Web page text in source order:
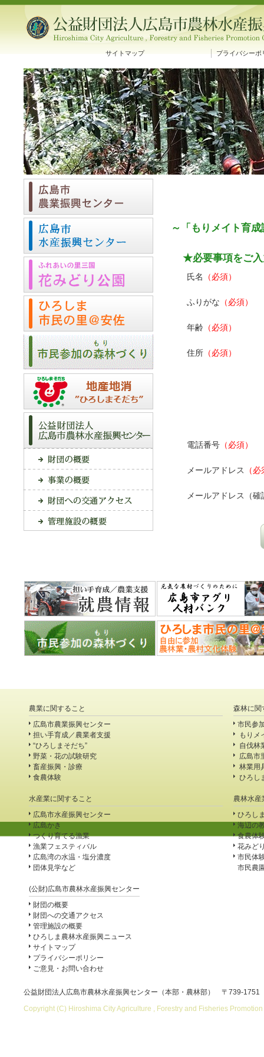
サイトマップ プライバシーポ
～「もりメイト育
★必要事項をご
氏名 （必須）
ふりがな （必須）
年齢 （必須）
住所（必須）
電話番号（必須）
メールアドレス （
メールアドレス（確
農業に関すること
広島市農業振興センター
担い手育成／農業者支援
“ひろしまそだち”
野菜・花の試験研究
畜産振興・診療
食農体験
森林に関
市民参
もりメ
自伐林
広島市
林業用
ひろし
水産業に関すること
広島市水産振興センター
広島かき
つくり育てる漁業
漁業フェスティバル
広島湾の水温・塩分濃度
団体見学など
農林水産
ひろし
海辺の
食農体
花みど
市民体
市民農
(公財)広島市農林水産振興センター
財団の概要
財団への交通アクセス
管理施設の概要
ひろしま農林水産振興ニュース
サイトマップ
プライバシーポリシー
ご意見・お問い合わせ
公益財団法人広島市農林水産振興センター（本部・農林部） 〒739-
Copyright (C) Hiroshima City Agriculture , Forestry and Fisheries